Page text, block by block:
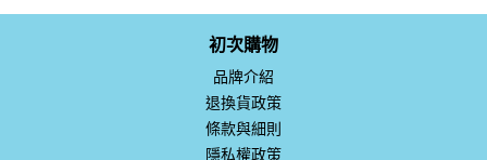
初次購物
品牌介紹
退換貨政策
條款與細則
隱私權政策